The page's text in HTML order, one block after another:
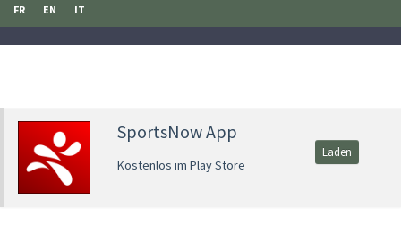
FR EN IT
SportsNow App
Kostenlos im Play Store
Laden